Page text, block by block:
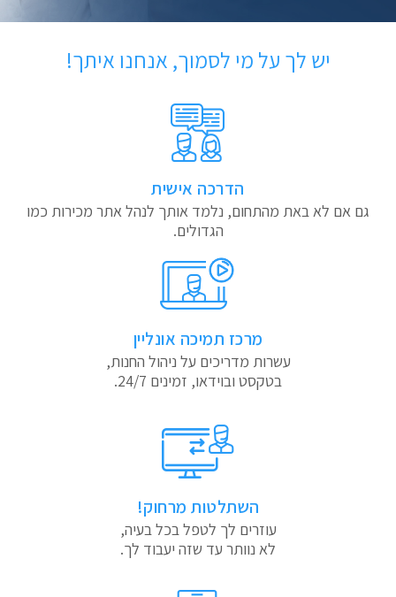
יש לך על מי לסמוך, אנחנו איתך!
הדרכה אישית
גם אם לא באת מהתחום, נלמד אותך לנהל אתר מכירות כמו
הגדולים.
מרכז תמיכה אונליין
עשרות מדריכים על ניהול החנות,
בטקסט ובוידאו, זמינים 24/7.
השתלטות מרחוק!
עוזרים לך לטפל בכל בעיה,
לא נוותר עד שזה יעבוד לך.